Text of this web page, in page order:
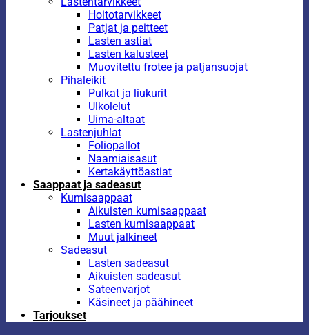
Hoitotarvikkeet
Patjat ja peitteet
Lasten astiat
Lasten kalusteet
Muovitettu frotee ja patjansuojat
Pihaleikit
Pulkat ja liukurit
Ulkolelut
Uima-altaat
Lastenjuhlat
Foliopallot
Naamiaisasut
Kertakäyttöastiat
Saappaat ja sadeasut
Kumisaappaat
Aikuisten kumisaappaat
Lasten kumisaappaat
Muut jalkineet
Sadeasut
Lasten sadeasut
Aikuisten sadeasut
Sateenvarjot
Käsineet ja päähineet
Tarjoukset